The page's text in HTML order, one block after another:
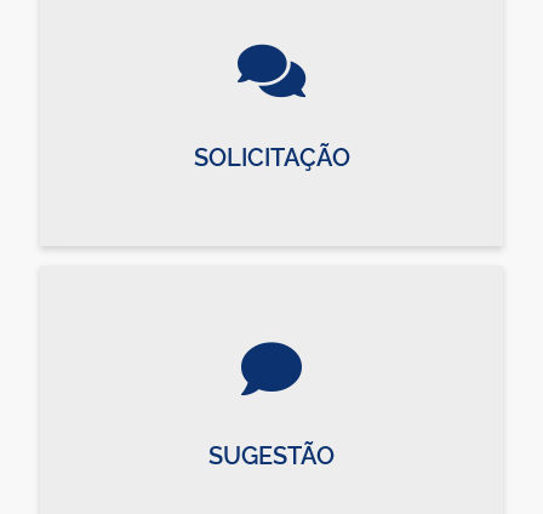
SOLICITAÇÃO
SUGESTÃO